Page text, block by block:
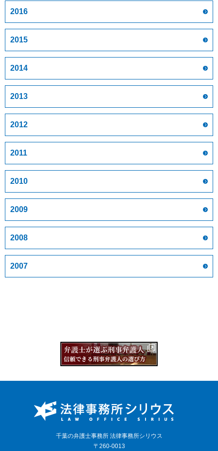
2016
2015
2014
2013
2012
2011
2010
2009
2008
2007
千葉の弁護士事務所 法律事務所シリウス
〒260-0013